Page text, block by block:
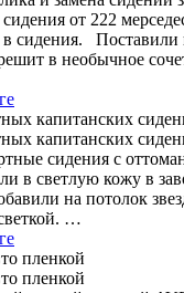
от 222
сидения. Поставили
в необычное
капитанских
капитанских
сидения с
в светлую кожу в
на потолок
…
пленкой
пленкой